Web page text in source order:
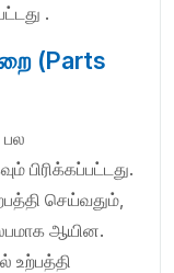
.
(Parts
பிரிக்கப்பட்டது.
செய்வதும்,
ஆயின.